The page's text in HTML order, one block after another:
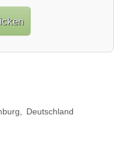
Deutschland